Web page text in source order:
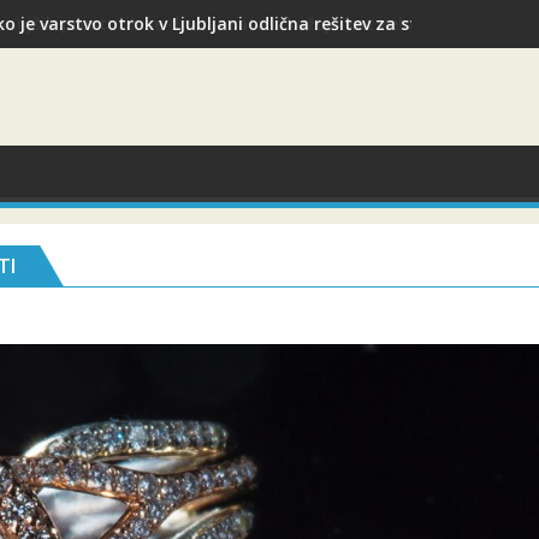
je varstvo otrok v Ljubljani odlična rešitev za starše med